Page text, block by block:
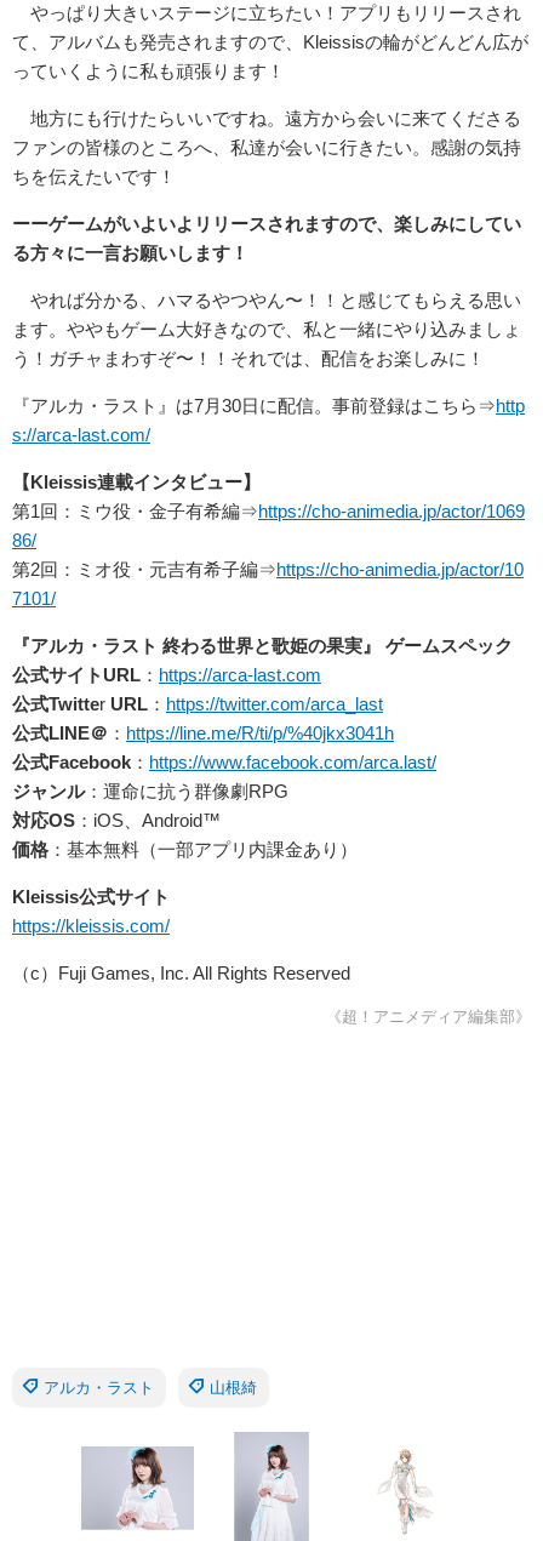
やっぱり大きいステージに立ちたい！アプリもリリースされ
て、アルバムも発売されますので、Kleissisの輪がどんどん広が
っていくように私も頑張ります！
地方にも行けたらいいですね。遠方から会いに来てくださる
ファンの皆様のところへ、私達が会いに行きたい。感謝の気持
ちを伝えたいです！
ーーゲームがいよいよリリースされますので、楽しみにしてい
る方々に一言お願いします！
やれば分かる、ハマるやつやん〜！！と感じてもらえる思い
ます。ややもゲーム大好きなので、私と一緒にやり込みましょ
う！ガチャまわすぞ〜！！それでは、配信をお楽しみに！
『アルカ・ラスト』は7月30日に配信。事前登録はこちら⇒http
s://arca-last.com/
【Kleissis連載インタビュー】
第1回：ミウ役・金子有希編⇒https://cho-animedia.jp/actor/1069
86/
第2回：ミオ役・元吉有希子編⇒https://cho-animedia.jp/actor/10
7101/
『アルカ・ラスト 終わる世界と歌姫の果実』 ゲームスペック
公式サイトURL ： https://arca-last.com
公式Twitter URL ： https://twitter.com/arca_last
公式LINE＠ ： https://line.me/R/ti/p/%40jkx3041h
公式Facebook ： https://www.facebook.com/arca.last/
ジャンル：運命に抗う群像劇RPG
対応OS ：iOS、Android™
価格 ：基本無料（一部アプリ内課金あり）
Kleissis公式サイト
https://kleissis.com/
（c）Fuji Games, Inc. All Rights Reserved
《超！アニメディア編集部》
アルカ・ラスト 山根綺